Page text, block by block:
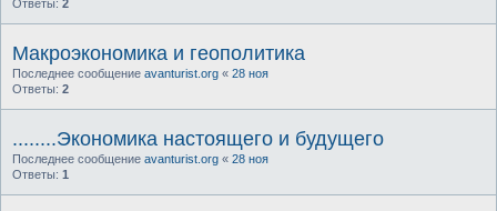
Ответы: 2
Макроэкономика и геополитика
Последнее сообщение avanturist.org « 28 ноя
Ответы: 2
........Экономика настоящего и будущего
Последнее сообщение avanturist.org « 28 ноя
Ответы: 1